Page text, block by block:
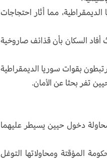
مما أثار احتجاجات
السكان بأن قذائف صاروخية
بقوات سوريا الديمقراطية
تفر بحثا عن الأمان.
دخول حيين يسيطر عليهما
المؤقتة ومحاولاتها التوغل